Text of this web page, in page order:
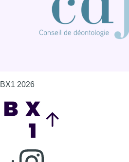
BX1 2026
Consulter page Instagram